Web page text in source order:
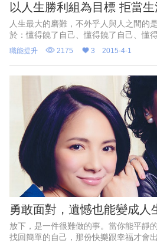
以人生勝利組為目標 拒當
人生最大的磨難，不外乎人與人之間的
於：懂得饒了自己、懂得饒了自己、懂
愚蠢懲罰自己。
職能提升 2175 3 2015-4-1
勇敢面對，遺憾也能變成人
放下，是一件很難做的事。當你能平靜
找回簡單的自己，那份快樂跟幸福才會出